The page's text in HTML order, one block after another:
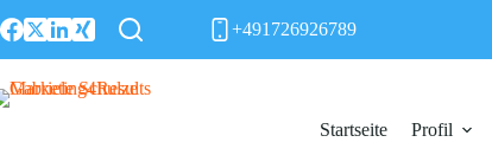
Inhalt
+491726926789
Startseite Profil